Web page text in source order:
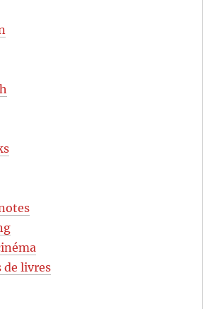
de livres